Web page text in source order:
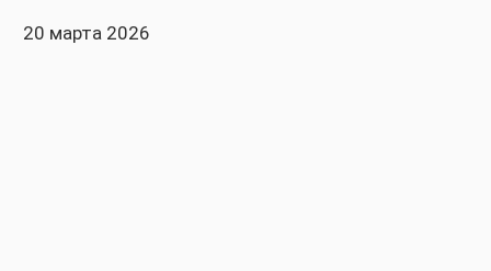
20 марта 2026